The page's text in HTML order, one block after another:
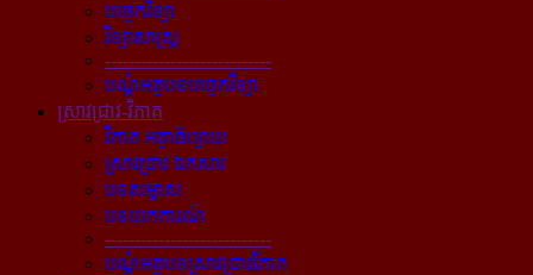
បច្ចេកវិទ្យា
វិទ្យាសាស្ត្រ
----------------------------
បណ្ដុំអត្ថបទបច្ចេកវិទ្យា
ស្រាវជ្រាវ-វិភាគ
វិភាគ អត្ថាធិប្បាយ
ស្រាវជ្រាវ ឯកសារ
បទសម្ភាស
បទយកការណ៍
----------------------------
បណ្ដុំអត្ថបទស្រាវជ្រាវវិភាគ